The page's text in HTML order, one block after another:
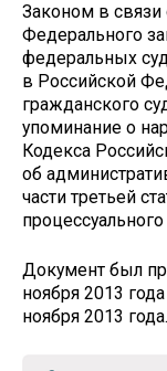
Законом в связи
Федерального
федеральных
в Российской
гражданского
упоминание о
Кодекса
об
части третьей
Документ был
ноября 2013
ноября 2013 года.